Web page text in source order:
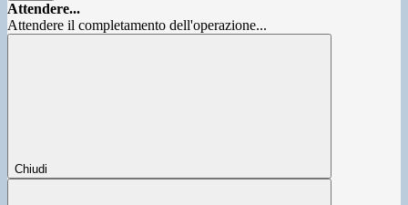
Attendere...
Attendere il completamento dell'operazione...
Chiudi